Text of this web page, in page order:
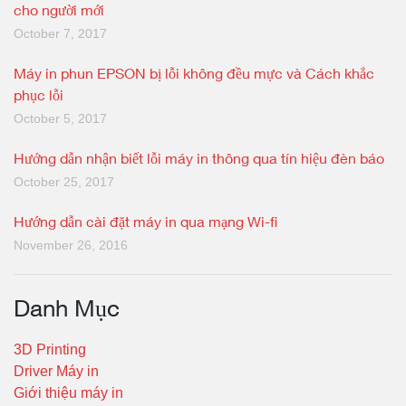
cho người mới
October 7, 2017
Máy in phun EPSON bị lỗi không đều mực và Cách khắc
phục lỗi
October 5, 2017
Hướng dẫn nhận biết lỗi máy in thông qua tín hiệu đèn báo
October 25, 2017
Hướng dẫn cài đặt máy in qua mạng Wi-fi
November 26, 2016
Danh Mục
3D Printing
Driver Máy in
Giới thiệu máy in